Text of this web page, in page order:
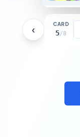
‹ CARD
5/8